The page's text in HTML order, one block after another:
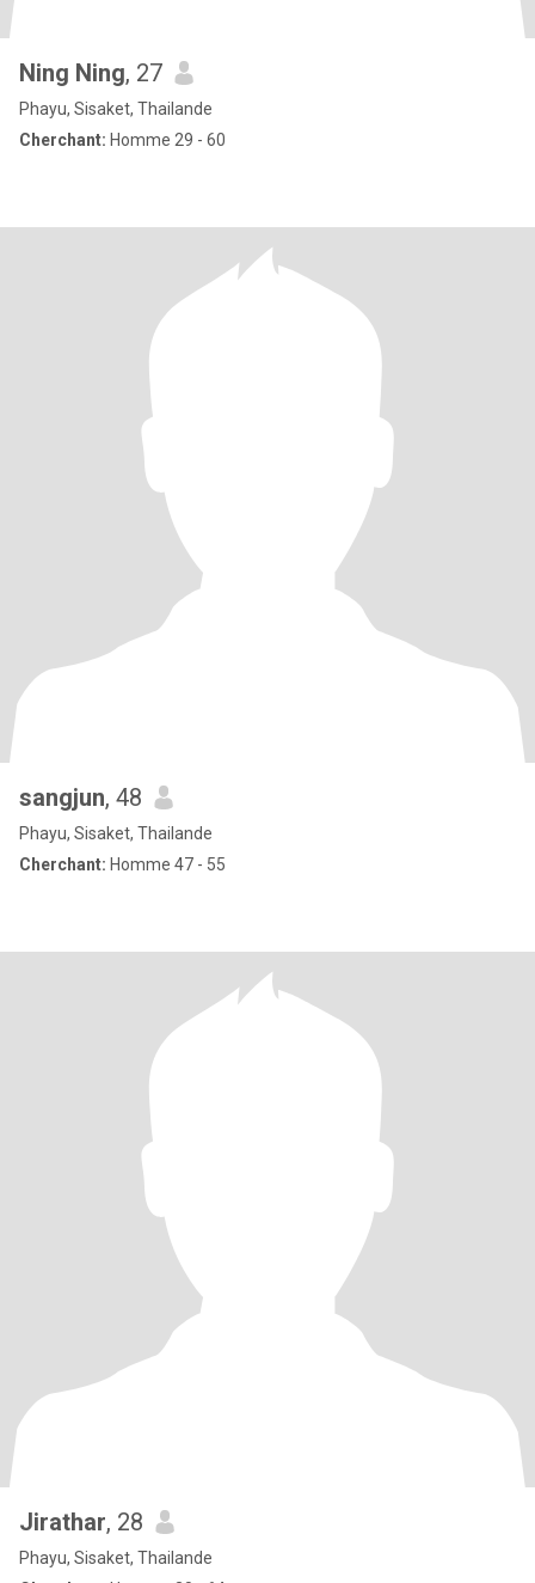
Ning Ning, 27
Phayu, Sisaket, Thailande
Cherchant: Homme 29 - 60
sangjun, 48
Phayu, Sisaket, Thailande
Cherchant: Homme 47 - 55
Jirathar, 28
Phayu, Sisaket, Thailande